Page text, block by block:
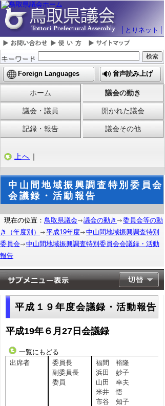
とりネット
Foreign Languages 音声読み上げ
ホーム 議会の動き
議会・議員 開かれた議会
記録・報告 議会その他
上へ ｜
中山間地域振興調査特別委員会
会議録・活動報告
現在の位置： 鳥取県議会 議会の動き
委員会等の動
き（年度別）
平成19年度
中山間地域振興調査特別
委員会
中山間地域振興調査特別委員会会議録・活動
報告
平成１９年度会議録・活動報告
平成19年６月27日会議録
一覧にもどる
出席者
委員長
副委員長
委員
福間 裕隆
浜田 妙子
山田 幸夫
米井 悟
市谷 知子